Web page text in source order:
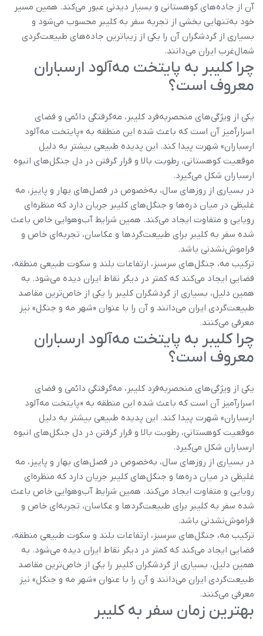
آن از جاده‌های کوهستانی و بسیار دیدنی عبور می‌کند. همین مسیر
خود به‌تنهایی بخشی از تجربه سفر به کلیبر محسوب می‌شود و
بسیاری از گردشگران آن را یکی از زیباترین جاده‌های طبیعت‌گردی
شمال‌غرب ایران می‌دانند.
چرا کلیبر به پایتخت مه‌آلود ارسباران
معروف است؟
یکی از ویژگی‌های منحصربه‌فرد کلیبر، مه‌گرفتگی دائمی و فضای
اسرارآمیز آن است که باعث شده این منطقه به «پایتخت مه‌آلود
ارسباران» شهرت پیدا کند. این پدیده طبیعی بیشتر به دلیل
موقعیت کوهستانی، رطوبت بالا و قرار گرفتن در دل جنگل‌های انبوه
ارسباران شکل می‌گیرد.
در بسیاری از روزهای سال، به‌خصوص در فصل‌های بهار و پاییز، مه
غلیظی در میان دره‌ها و جنگل‌های کلیبر جریان دارد که منظره‌ای
رویایی و متفاوت ایجاد می‌کند. همین شرایط آب‌وهوایی خاص باعث
شده سفر به کلیبر برای طبیعت‌گردها و عکاسان، تجربه‌ای خاص و
فراموش‌نشدنی باشد.
ترکیب مه، جنگل‌های سرسبز، ارتفاعات بلند و سکوت طبیعی منطقه،
فضایی ایجاد می‌کند که کمتر در دیگر نقاط ایران دیده می‌شود. به
همین دلیل، بسیاری از گردشگران کلیبر را یکی از خاص‌ترین مقاصد
طبیعت‌گردی ایران می‌دانند و آن را با عنوان «شهر مه و جنگل» نیز
معرفی می‌کنند.
چرا کلیبر به پایتخت مه‌آلود ارسباران
معروف است؟
یکی از ویژگی‌های منحصربه‌فرد کلیبر، مه‌گرفتگی دائمی و فضای
اسرارآمیز آن است که باعث شده این منطقه به «پایتخت مه‌آلود
ارسباران» شهرت پیدا کند. این پدیده طبیعی بیشتر به دلیل
موقعیت کوهستانی، رطوبت بالا و قرار گرفتن در دل جنگل‌های انبوه
ارسباران شکل می‌گیرد.
در بسیاری از روزهای سال، به‌خصوص در فصل‌های بهار و پاییز، مه
غلیظی در میان دره‌ها و جنگل‌های کلیبر جریان دارد که منظره‌ای
رویایی و متفاوت ایجاد می‌کند. همین شرایط آب‌وهوایی خاص باعث
شده سفر به کلیبر برای طبیعت‌گردها و عکاسان، تجربه‌ای خاص و
فراموش‌نشدنی باشد.
ترکیب مه، جنگل‌های سرسبز، ارتفاعات بلند و سکوت طبیعی منطقه،
فضایی ایجاد می‌کند که کمتر در دیگر نقاط ایران دیده می‌شود. به
همین دلیل، بسیاری از گردشگران کلیبر را یکی از خاص‌ترین مقاصد
طبیعت‌گردی ایران می‌دانند و آن را با عنوان «شهر مه و جنگل» نیز
معرفی می‌کنند.
بهترین زمان سفر به کلیبر